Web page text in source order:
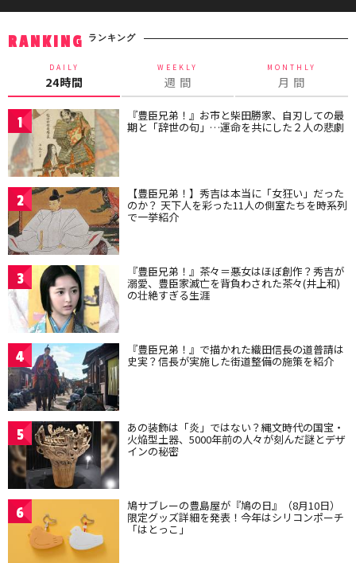
RANKING ランキング
DAILY
24時間
WEEKLY
週 間
MONTHLY
月 間
1 『豊臣兄弟！』お市と柴田勝家、自刃しての最
期と「辞世の句」…運命を共にした２人の悲劇
2 【豊臣兄弟！】秀吉は本当に「女狂い」だった
のか？ 天下人を彩った11人の側室たちを時系列
で一挙紹介
3 『豊臣兄弟！』茶々＝悪女はほぼ創作？秀吉が
溺愛、豊臣家滅亡を背負わされた茶々(井上和)
の壮絶すぎる生涯
4 『豊臣兄弟！』で描かれた織田信長の道普請は
史実？信長が実施した街道整備の施策を紹介
5 あの装飾は「炎」ではない？縄文時代の国宝・
火焔型土器、5000年前の人々が刻んだ謎とデザ
インの秘密
6 鳩サブレーの豊島屋が『鳩の日』（8月10日）
限定グッズ詳細を発表！今年はシリコンポーチ
「はとっこ」